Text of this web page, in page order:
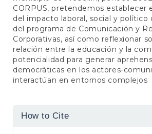
CORPUS, pretendemos establecer
del impacto laboral, social y político
del programa de Comunicación y
Corporativas, así como reflexionar
relación entre la educación y la
potencialidad para generar
democráticas en los actores-
interactúan en entornos complejos
Article
How to Cite